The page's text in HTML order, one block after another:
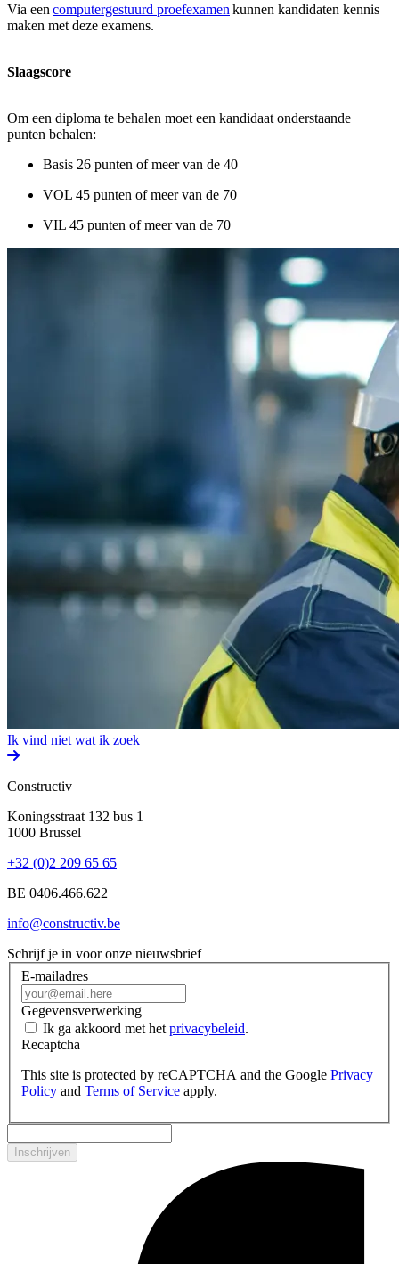
Via een computergestuurd proefexamen kunnen kandidaten kennis
maken met deze examens.
Slaagscore
Om een diploma te behalen moet een kandidaat onderstaande
punten behalen:
Basis 26 punten of meer van de 40
VOL 45 punten of meer van de 70
VIL 45 punten of meer van de 70
Ik vind niet wat ik zoek
Constructiv
Koningsstraat 132 bus 1
1000 Brussel
+32 (0)2 209 65 65
BE 0406.466.622
info@constructiv.be
Schrijf je in voor onze nieuwsbrief
E-mailadres
Gegevensverwerking
Ik ga akkoord met hetprivacybeleid.
Recaptcha
This site is protected by reCAPTCHA and the Google Privacy
Policy and Terms of Service apply.
Inschrijven